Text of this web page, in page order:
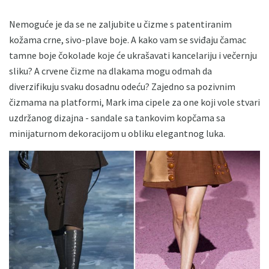
Nemoguće je da se ne zaljubite u čizme s patentiranim
kožama crne, sivo-plave boje. A kako vam se sviđaju čamac
tamne boje čokolade koje će ukrašavati kancelariju i večernju
sliku? A crvene čizme na dlakama mogu odmah da
diverzifikuju svaku dosadnu odeću? Zajedno sa pozivnim
čizmama na platformi, Mark ima cipele za one koji vole stvari
uzdržanog dizajna - sandale sa tankovim kopčama sa
minijaturnom dekoracijom u obliku elegantnog luka.